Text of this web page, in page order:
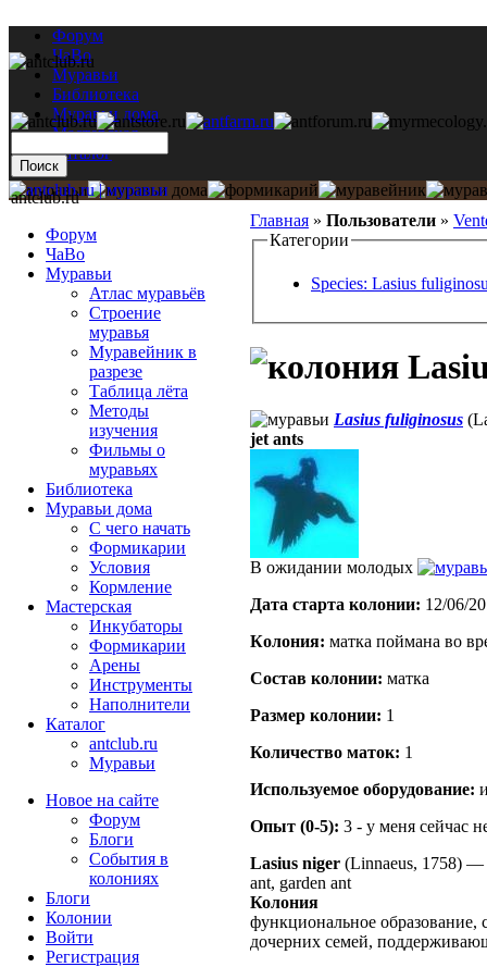
Форум
ЧаВо
Муравьи
Библиотека
Муравьи дома
Мастерская
Каталог
Главная » Пользователи »
Категории
Species: Lasius
Lasius fuliginosus
jet ants
В ожидании молодых
Дата старта кoлонии: 12/06/
Кoлония: матка поймана во
Состав кoлонии: матка
Размер кoлонии: 1
Количество маток: 1
Используемое оборудование:
Опыт (0-5): 3 - у меня сейчас
Lasius niger (Linnaeus, 1758) —
ant, garden ant
Колония
функциональное образование,
дочерних семей,
antclub.ru
Форум
ЧаВо
Муравьи
Атлас муравьёв
Строение
муравья
Муравейник в
разрезе
Таблица лёта
Методы
изучения
Фильмы о
муравьях
Библиотека
Муравьи дома
С чего начать
Формикарии
Условия
Кормление
Мастерская
Инкубаторы
Формикарии
Арены
Инструменты
Наполнители
Каталог
antclub.ru
Муравьи
Новое на сайте
Форум
Блоги
События в
колониях
Блоги
Колонии
Войти
Peгиcтpaция